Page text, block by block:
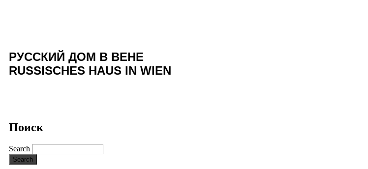
РУССКИЙ ДОМ В ВЕНЕ
RUSSISCHES HAUS IN WIEN
Поиск
Search